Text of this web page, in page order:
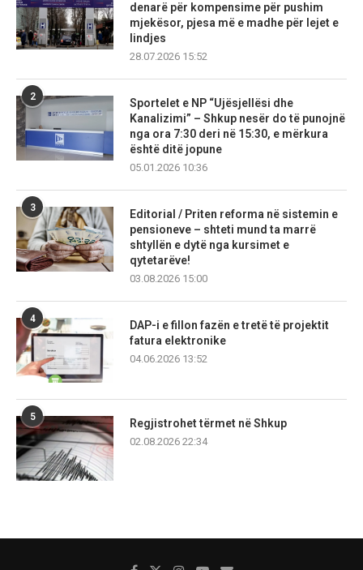
denarë për kompensime për pushim
mjekësor, pjesa më e madhe për lejet e
lindjes
28.07.2026 15:52
2
Sportelet e NP “Ujësjellësi dhe
Kanalizimi” – Shkup nesër do të punojnë
nga ora 7:30 deri në 15:30, e mërkura
është ditë jopune
05.01.2026 10:36
3
Editorial / Priten reforma në sistemin e
pensioneve – shteti mund ta marrë
shtyllën e dytë nga kursimet e
qytetarëve!
03.08.2026 15:00
4
DAP-i e fillon fazën e tretë të projektit
fatura elektronike
04.06.2026 13:52
5
Regjistrohet tërmet në Shkup
02.08.2026 22:34